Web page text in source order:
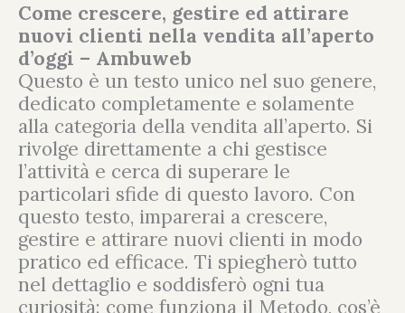
Come crescere, gestire ed attirare
nuovi clienti nella vendita all’aperto
d’oggi – Ambuweb
Questo è un testo unico nel suo genere,
dedicato completamente e solamente
alla categoria della vendita all’aperto. Si
rivolge direttamente a chi gestisce
l’attività e cerca di superare le
particolari sfide di questo lavoro. Con
questo testo, imparerai a crescere,
gestire e attirare nuovi clienti in modo
pratico ed efficace. Ti spiegherò tutto
nel dettaglio e soddisferò ogni tua
curiosità: come funziona il Metodo, cos’è